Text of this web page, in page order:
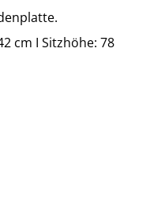
cm I Sitzhöhe: 78